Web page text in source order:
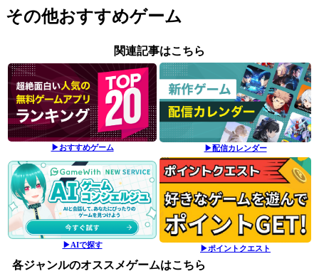
その他おすすめゲーム
関連記事はこちら
▶おすすめゲーム ▶配信カレンダー
▶AIで探す ▶ポイントクエスト
各ジャンルのオススメゲームはこちら